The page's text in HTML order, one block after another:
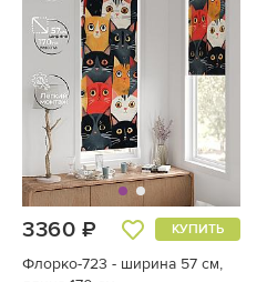
3360 ₽ КУПИТЬ
Флорко-723 - ширина 57 см,